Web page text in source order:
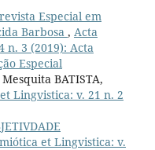
Especial em
Barbosa , Acta
n. 3 (2019): Acta
Especial
BATISTA,
Lingvistica: v. 21 n. 2
et Lingvistica: v.